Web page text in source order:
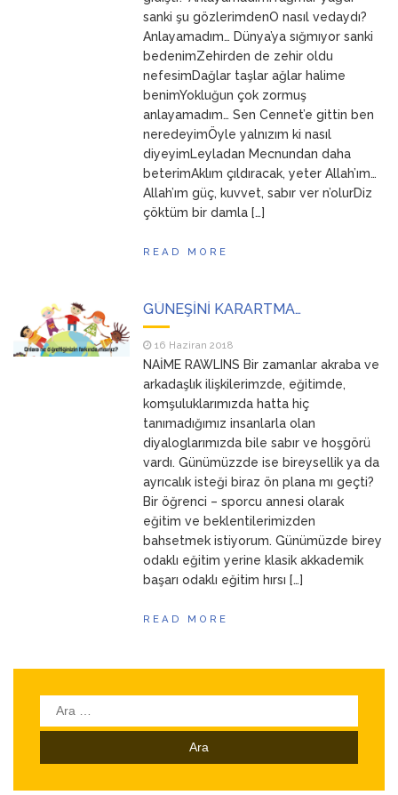
sanki şu gözlerimdenO nasıl vedaydı?
Anlayamadım… Dünya’ya sığmıyor sanki
bedenimZehirden de zehir oldu
nefesimDağlar taşlar ağlar halime
benimYokluğun çok zormuş
anlayamadım… Sen Cennet’e gittin ben
neredeyimÖyle yalnızım ki nasıl
diyeyimLeyladan Mecnundan daha
beterimAklım çıldıracak, yeter Allah’ım…
Allah’ım güç, kuvvet, sabır ver n’olurDiz
çöktüm bir damla […]
READ MORE
GÜNEŞİNİ KARARTMA…
16 Haziran 2018
NAİME RAWLINS Bir zamanlar akraba ve
arkadaşlık ilişkilerimzde, eğitimde,
komşuluklarımızda hatta hiç
tanımadığımız insanlarla olan
diyaloglarımızda bile sabır ve hoşgörü
vardı. Günümüzzde ise bireysellik ya da
ayrıcalık isteği biraz ön plana mı geçti?
Bir öğrenci – sporcu annesi olarak
eğitim ve beklentilerimizden
bahsetmek istiyorum. Günümüzde birey
odaklı eğitim yerine klasik akkademik
başarı odaklı eğitim hırsı […]
READ MORE
Arama: